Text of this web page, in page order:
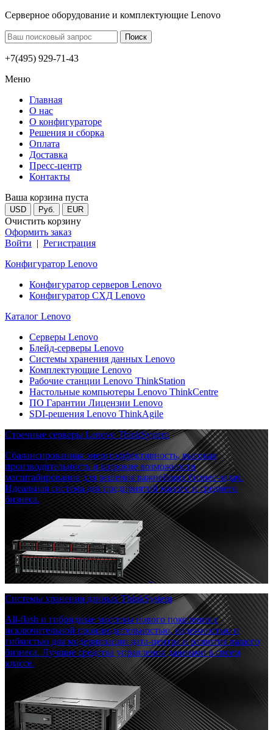
Серверное оборудование и комплектующие Lenovo
+7(495) 929-71-43
Меню
Главная
О нас
О конфигураторе
Решения и сборка
Оплата
Доставка
Пресс-центр
Контакты
Ваша корзина пуста
USD Руб. EUR
Очистить корзину
Оформить заказ
Войти | Регистрация
Конфигуратор Lenovo
Конфигуратор серверов Lenovo
Конфигуратор СХД Lenovo
Каталог Lenovo
Серверы Lenovo
Блейд-серверы Lenovo
Системы хранения данных Lenovo
Комплектующие Lenovo
Рабочие станции Lenovo ThinkStation
Настольные компьютеры Lenovo ThinkCentre
ПО Гарантии Лицензии Lenovo
SDI-решения Lenovo ThinkAgile
Стоечные серверы Lenovo ThinkSystem
Сбалансированная энергоэффективность, высокая
производительность и широкие возможности
масштабирования для решения важнейших бизнес-задач.
Идеальная система для предприятий малого и среднего
бизнеса.
Системы хранения данных ThinkSystem
All-flash и гибридные массивы нового поколения с
исключительной производительностью, надежностью и
гибкостью для модернизации дата-центра и развития вашего
бизнеса. Лучшие средства управления данными в своем
классе.